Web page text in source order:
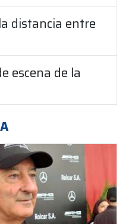
distancia entre
escena de la